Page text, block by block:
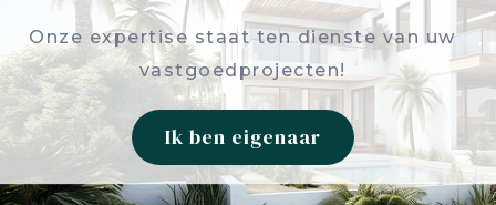
Onze expertise staat ten dienste van uw
vastgoedprojecten!
Ik ben eigenaar